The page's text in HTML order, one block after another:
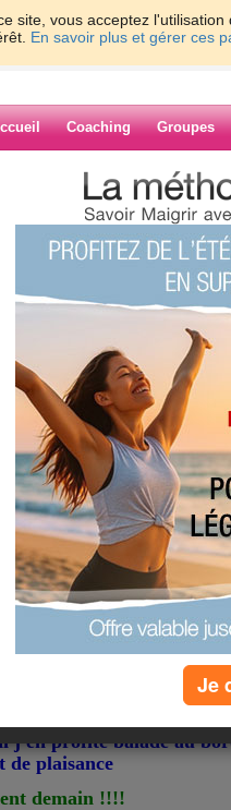
site, vous acceptez
En savoir plus et gérer ces
Coaching Groupes
>
de
21 - 22 »
‹ Préc. 1 2 3 4 5
cool ce matin
le 25/05/2012 à 07:30
!!
commence à 9 h ce
je vais me trouver un
pas par le soleil mais
lol!!!!
avoir annoncé le retour du
arrive c'est pas juste
j'en profite balade au
de plaisance
demain !!!!
Je